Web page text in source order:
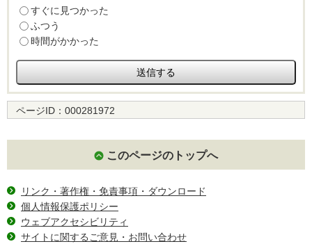
すぐに見つかった
ふつう
時間がかかった
ページID： 000281972
このページのトップへ
リンク・著作権・免責事項・ダウンロード
個人情報保護ポリシー
ウェブアクセシビリティ
サイトに関するご意見・お問い合わせ